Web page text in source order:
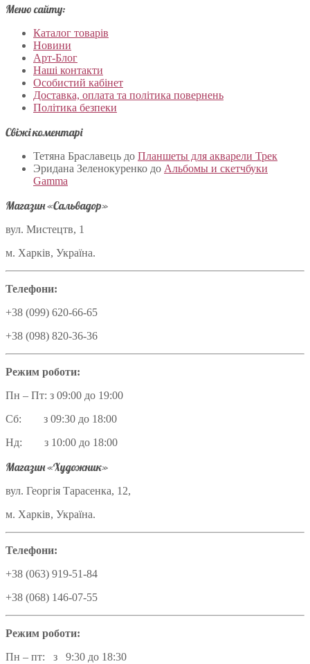
Меню сайту:
Каталог товарів
Новини
Арт-Блог
Наші контакти
Особистий кабінет
Доставка, оплата та політика повернень
Політика безпеки
Свіжі коментарі
Тетяна Браславець до Планшеты для акварели Трек
Эридана Зеленокуренко до Альбомы и скетчбуки
Gamma
Магазин «Сальвадор»
вул. Мистецтв, 1
м. Харків, Україна.
Телефони:
+38 (099) 620-66-65
+38 (098) 820-36-36
Режим роботи:
Пн – Пт: з 09:00 до 19:00
Сб: з 09:30 до 18:00
Нд: з 10:00 до 18:00
Магазин «Художник»
вул. Георгія Тарасенка, 12,
м. Харків, Україна.
Телефони:
+38 (063) 919-51-84
+38 (068) 146-07-55
Режим роботи:
Пн – пт: з 9:30 до 18:30